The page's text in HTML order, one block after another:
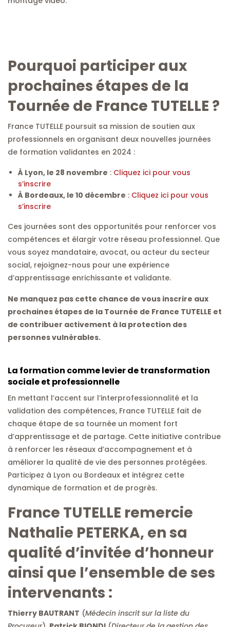
Pourquoi participer aux
prochaines étapes de la
Tournée de France TUTELLE ?
France TUTELLE poursuit sa mission de soutien aux
professionnels en organisant deux nouvelles journées
de formation validantes en 2024 :
À Lyon, le 28 novembre : Cliquez ici pour vous
s’inscrire
À Bordeaux, le 10 décembre : Cliquez ici pour vous
s’inscrire
Ces journées sont des opportunités pour renforcer vos
compétences et élargir votre réseau professionnel. Que
vous soyez mandataire, avocat, ou acteur du secteur
social, rejoignez-nous pour une expérience
d’apprentissage enrichissante et validante.
Ne manquez pas cette chance de vous inscrire aux
prochaines étapes de la Tournée de France TUTELLE et
de contribuer activement à la protection des
personnes vulnérables.
La formation comme levier de transformation
sociale et professionnelle
En mettant l’accent sur l’interprofessionnalité et la
validation des compétences, France TUTELLE fait de
chaque étape de sa tournée un moment fort
d’apprentissage et de partage. Cette initiative contribue
à renforcer les réseaux d’accompagnement et à
améliorer la qualité de vie des personnes protégées.
Participez à Lyon ou Bordeaux et intégrez cette
dynamique de formation et de progrès.
France TUTELLE remercie
Nathalie PETERKA, en sa
qualité d’invitée d’honneur
ainsi que l’ensemble de ses
intervenants :
Thierry BAUTRANT (Médecin inscrit sur la liste du